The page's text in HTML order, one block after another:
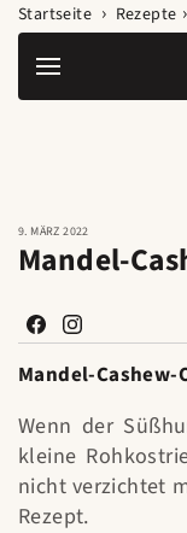
Zum Inhalt
springen
Startseite Rezepte
9. MÄRZ 2022
Mandel-
Facebook
Instagram
Mandel-
Wenn der
kleine
nicht verzichtet
Rezept.